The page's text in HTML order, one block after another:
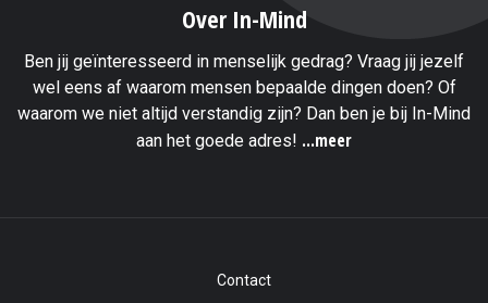
Over In-Mind
Ben jij geïnteresseerd in menselijk gedrag? Vraag jij jezelf
wel eens af waarom mensen bepaalde dingen doen? Of
waarom we niet altijd verstandig zijn? Dan ben je bij In-Mind
aan het goede adres! ...meer
Contact